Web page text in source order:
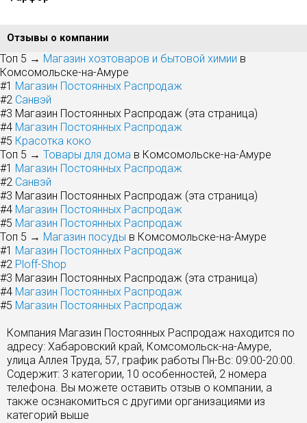
Отзывы о компании
Топ 5 → Магазин хозтоваров и бытовой химии в
Комсомольске-на-Амуре
#1 Магазин Постоянных Распродаж
#2 Санвэй
#3 Магазин Постоянных Распродаж (эта страница)
#4 Магазин Постоянных Распродаж
#5 Красотка коко
Топ 5 → Товары для дома в Комсомольске-на-Амуре
#1 Магазин Постоянных Распродаж
#2 Санвэй
#3 Магазин Постоянных Распродаж (эта страница)
#4 Магазин Постоянных Распродаж
#5 Магазин Постоянных Распродаж
Топ 5 → Магазин посуды в Комсомольске-на-Амуре
#1 Магазин Постоянных Распродаж
#2 Ploff-Shop
#3 Магазин Постоянных Распродаж (эта страница)
#4 Магазин Постоянных Распродаж
#5 Магазин Постоянных Распродаж
Компания Магазин Постоянных Распродаж находится по
адресу: Хабаровский край, Комсомольск-на-Амуре,
улица Аллея Труда, 57, график работы Пн-Вс: 09:00-20:00.
Содержит: 3 категории, 10 особенностей, 2 номера
телефона. Вы можете оставить отзыв о компании, а
также осзнакомиться с другими организациями из
категорий выше